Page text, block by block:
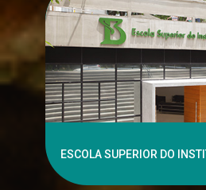
ESCOLA SUPERIOR DO